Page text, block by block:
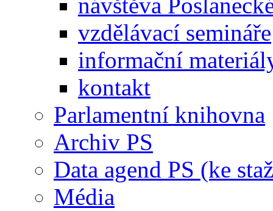
vzdělávací semináře
informační
kontakt
Parlamentní knihovna
Archiv PS
Data agend PS (ke
Média